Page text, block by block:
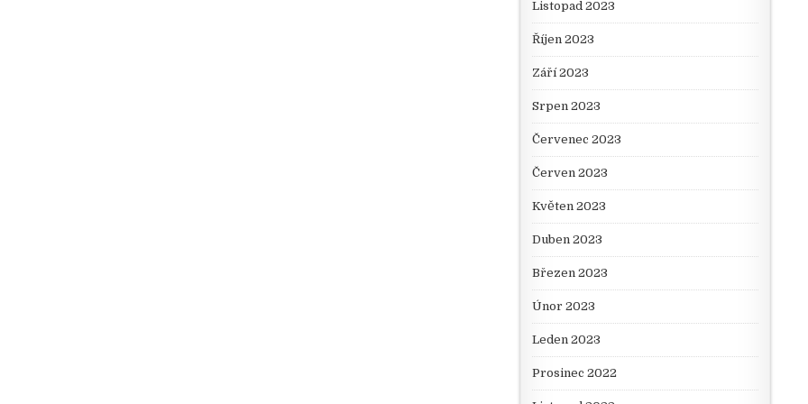
Listopad 2023
Říjen 2023
Září 2023
Srpen 2023
Červenec 2023
Červen 2023
Květen 2023
Duben 2023
Březen 2023
Únor 2023
Leden 2023
Prosinec 2022